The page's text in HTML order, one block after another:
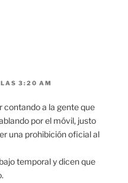
3:20 AM
contando a la gente que
por el móvil, justo
una prohibición oficial al
temporal y dicen que